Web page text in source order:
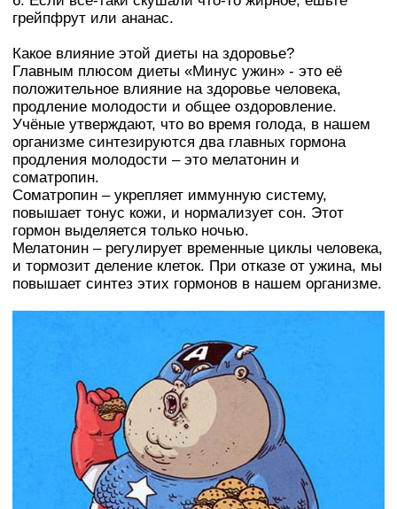
грейпфрут или ананас.
Какое влияние этой диеты на здоровье?
Главным плюсом диеты «Минус ужин» - это её
положительное влияние на здоровье человека,
продление молодости и общее оздоровление.
Учёные утверждают, что во время голода, в нашем
организме синтезируются два главных гормона
продления молодости – это мелатонин и
соматропин.
Соматропин – укрепляет иммунную систему,
повышает тонус кожи, и нормализует сон. Этот
гормон выделяется только ночью.
Мелатонин – регулирует временные циклы человека,
и тормозит деление клеток. При отказе от ужина, мы
повышает синтез этих гормонов в нашем организме.